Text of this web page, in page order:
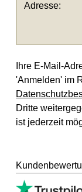
Adresse:
Ihre E-Mail-
'Anmelden' im
Dritte
ist jederzeit